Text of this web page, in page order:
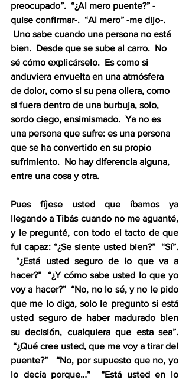
preocupado”.  “¿Al mero puente?” -
quise confirmar-.  “Al mero” -me dijo-.
Uno sabe cuando una persona no está
bien.  Desde que se sube al carro.  No
sé cómo explicárselo.  Es como si
anduviera envuelta en una atmósfera
de dolor, como si su pena oliera, como
si fuera dentro de una burbuja, solo,
sordo ciego, ensimismado.  Ya no es
una persona que sufre: es una persona
que se ha convertido en su propio
sufrimiento.  No hay diferencia alguna,
entre una cosa y otra.
Pues fíjese usted que íbamos ya
llegando a Tibás cuando no me aguanté,
y le pregunté, con todo el tacto de que
fui capaz: “¿Se siente usted bien?”  “Sí”.
“¿Está usted seguro de lo que va a
hacer?”  “¿Y cómo sabe usted lo que yo
voy a hacer?”  “No, no lo sé, y no le pido
que me lo diga, solo le pregunto si está
usted seguro de haber madurado bien
su decisión, cualquiera que esta sea”.
“¿Qué cree usted, que me voy a tirar del
puente?”   “No, por supuesto que no, yo
lo decía porque…”  “Está usted en lo